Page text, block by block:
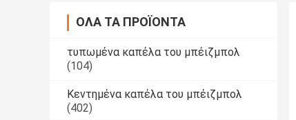
ΌΛΑ ΤΑ ΠΡΟΪΌΝΤΑ
τυπωμένα καπέλα του μπέιζμπολ
(104)
Κεντημένα καπέλα του μπέιζμπολ
(402)